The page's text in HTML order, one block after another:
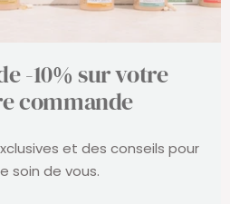
-10% sur votre
commande
et des conseils pour
soin de vous.